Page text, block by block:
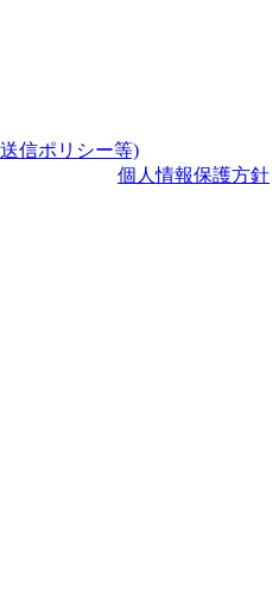
信ポリシー等)
個人情報保護方針